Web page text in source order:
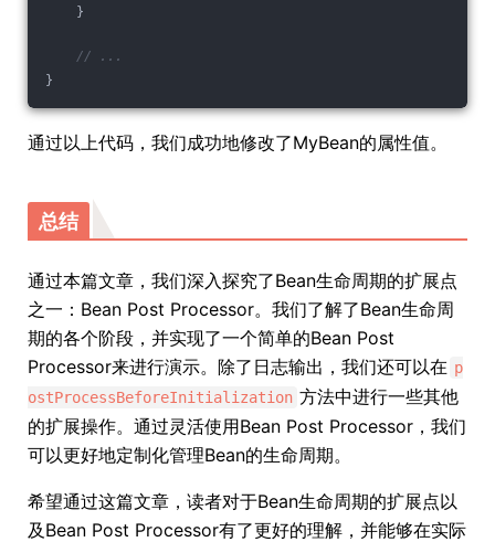
}
// ...
}
通过以上代码，我们成功地修改了MyBean的属性值。
总结
通过本篇文章，我们深入探究了Bean生命周期的扩展点
之一：Bean Post Processor。我们了解了Bean生命周
期的各个阶段，并实现了一个简单的Bean Post
Processor来进行演示。除了日志输出，我们还可以在 p
ostProcessBeforeInitialization 方法中进行一些其他
的扩展操作。通过灵活使用Bean Post Processor，我们
可以更好地定制化管理Bean的生命周期。
希望通过这篇文章，读者对于Bean生命周期的扩展点以
及Bean Post Processor有了更好的理解，并能够在实际